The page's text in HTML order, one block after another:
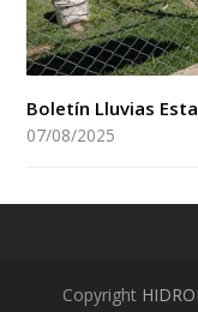
Boletín Lluvias
07/08/2025
Copyright